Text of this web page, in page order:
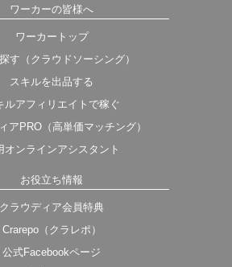
ワーカーの皆様へ
ワーカートップ
す（クラウドソーシング）
スキルを出品する
ルアフィリエイトで稼ぐ
アPRO（高単価マッチング）
オンラインアシスタント
お役立ち情報
クラウディア会員特典
Crarepo（クラレポ）
公式Facebookページ